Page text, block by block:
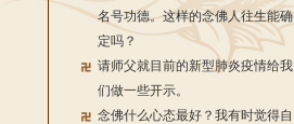
名号功德。这样的念佛人往生能确
定吗？
请师父就目前的新型肺炎疫情给我
们做一些开示。
念佛什么心态最好？我有时觉得自